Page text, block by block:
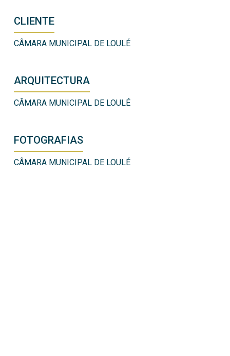
CLIENTE
CÂMARA MUNICIPAL DE LOULÉ
ARQUITECTURA
CÂMARA MUNICIPAL DE LOULÉ
FOTOGRAFIAS
CÂMARA MUNICIPAL DE LOULÉ